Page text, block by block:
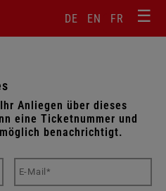
☰
DE EN FR
Suchbegriffe
Anliegen über dieses
eine Ticketnummer und
benachrichtigt.